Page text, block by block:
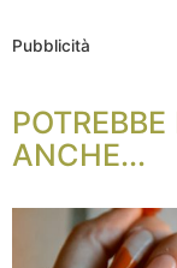
Pubblicità
ANCHE...